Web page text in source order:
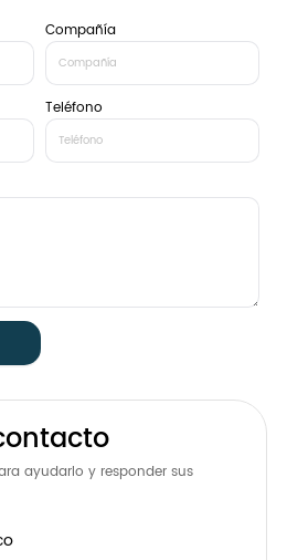
Compañía
Teléfono
ayudarlo y responder sus